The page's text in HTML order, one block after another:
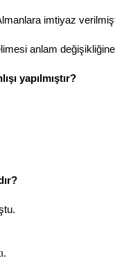
imtiyaz
anlam
yapılmıştır?